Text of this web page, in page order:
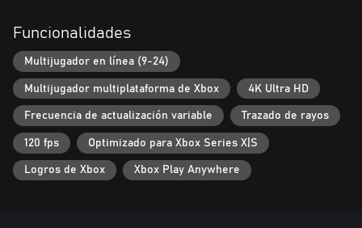
Funcionalidades
Multijugador en línea (9-24)
Multijugador multiplataforma de Xbox 4K Ultra HD
Frecuencia de actualización variable Trazado de rayos
120 fps Optimizado para Xbox Series X|S
Logros de Xbox Xbox Play Anywhere